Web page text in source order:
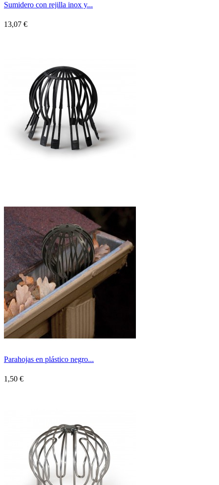
Sumidero con rejilla inox y...
13,07 €
Parahojas en plástico negro...
1,50 €